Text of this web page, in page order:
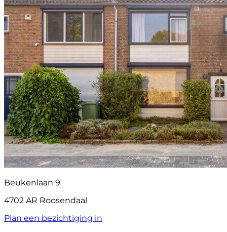
Beukenlaan 9
4702 AR Roosendaal
Plan een bezichtiging in